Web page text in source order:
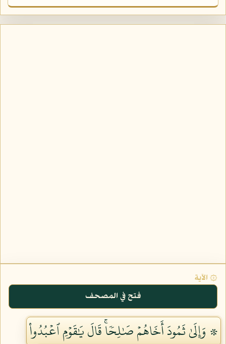
۞ الآية
فتح في المصحف
۞ وَإِلَىٰ ثَمُودَ أَخَاهُمۡ صَٰلِحٗاۚ قَالَ يَٰقَوۡمِ ٱعۡبُدُواْ